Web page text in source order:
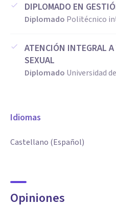
DIPLOMADO EN
Diplomado Politécnico
ATENCIÓN INTEGRAL
SEXUAL
Diplomado Universidad
Idiomas
Castellano (Español)
Opiniones